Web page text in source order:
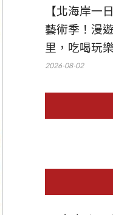
【北海岸一
藝術季！漫
里，吃喝玩
2026-08-02